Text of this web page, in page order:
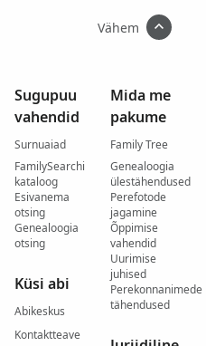
Vähem
Sugupuu
vahendid
Surnuaiad
FamilySearchi
kataloog
Esivanema
otsing
Genealoogia
otsing
Küsi abi
Abikeskus
Kontaktteave
Mida me
pakume
Family Tree
Genealoogia
ülestähendused
Perefotode
jagamine
Õppimise
vahendid
Uurimise
juhised
Perekonnanimede
tähendused